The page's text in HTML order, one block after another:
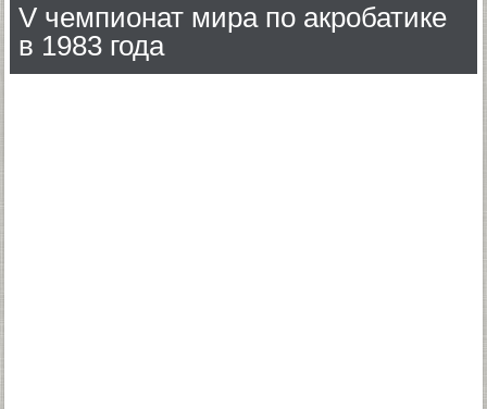
V чемпионат мира по акробатике
в 1983 года